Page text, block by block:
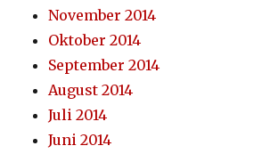
November 2014
Oktober 2014
September 2014
August 2014
Juli 2014
Juni 2014